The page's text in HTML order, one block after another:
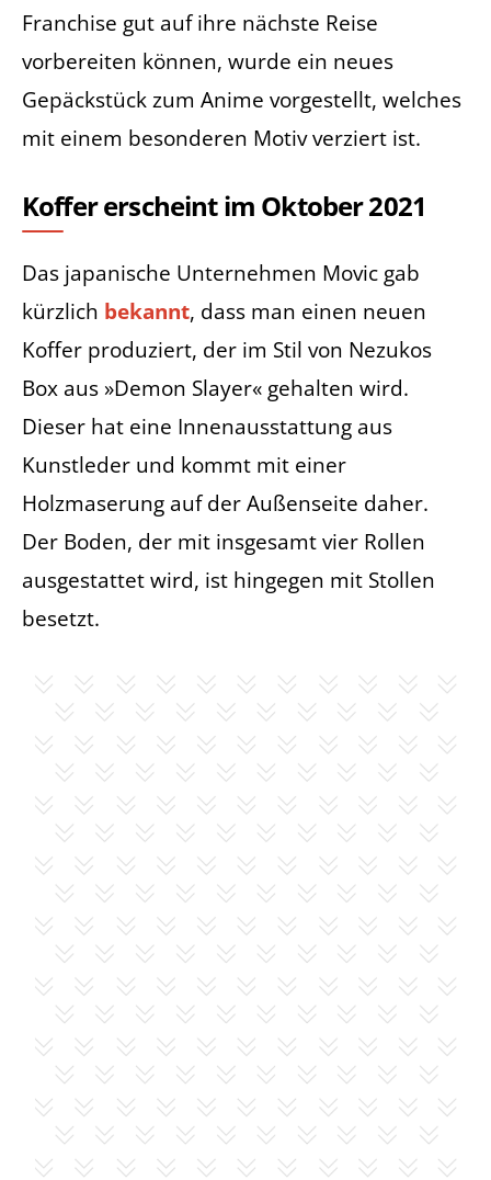
Franchise gut auf ihre nächste Reise
vorbereiten können, wurde ein neues
Gepäckstück zum Anime vorgestellt, welches
mit einem besonderen Motiv verziert ist.
Koffer erscheint im Oktober 2021
Das japanische Unternehmen Movic gab
kürzlich bekannt, dass man einen neuen
Koffer produziert, der im Stil von Nezukos
Box aus »Demon Slayer« gehalten wird.
Dieser hat eine Innenausstattung aus
Kunstleder und kommt mit einer
Holzmaserung auf der Außenseite daher.
Der Boden, der mit insgesamt vier Rollen
ausgestattet wird, ist hingegen mit Stollen
besetzt.